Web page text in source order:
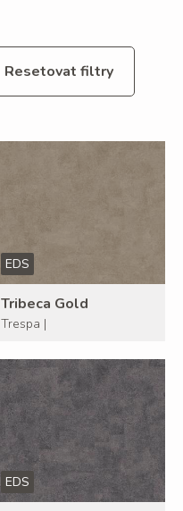
Resetovat filtry
EDS
Tribeca Gold
Trespa |
EDS